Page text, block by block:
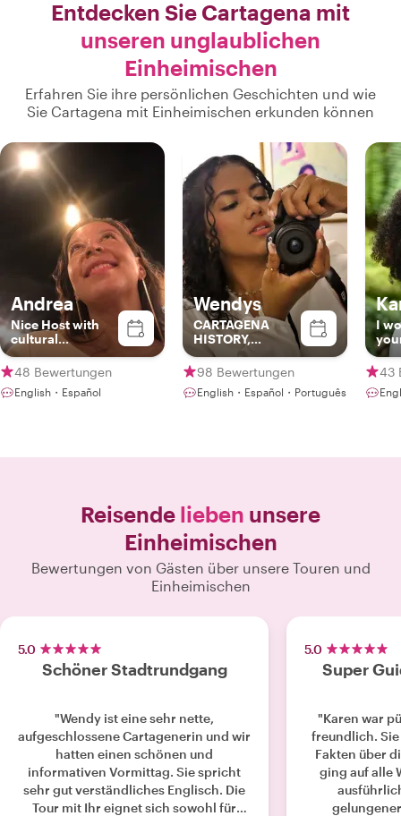
Entdecken Sie Cartagena mit
unseren unglaublichen
Einheimischen
Erfahren Sie ihre persönlichen Geschichten und wie
Sie Cartagena mit Einheimischen erkunden können
Andrea
Nice Host with
cultural
background and
best spots in
Colombia
48 Bewertungen
English・Español
Wendys
CARTAGENA
HISTORY,
CULTURE AND
GASTRONOMY!!
98 Bewertungen
English・Español・Português
I
43
Reisende lieben unsere
Einheimischen
Bewertungen von Gästen über unsere Touren und
Einheimischen
5.0
Schöner Stadtrundgang
"Wendy ist eine sehr nette,
aufgeschlossene Cartagenerin und wir
hatten einen schönen und
informativen Vormittag. Sie spricht
sehr gut verständliches Englisch. Die
Tour mit Ihr eignet sich sowohl für
5.0
Super
"Karen war
freundlich.
Fakten über
ging auf alle